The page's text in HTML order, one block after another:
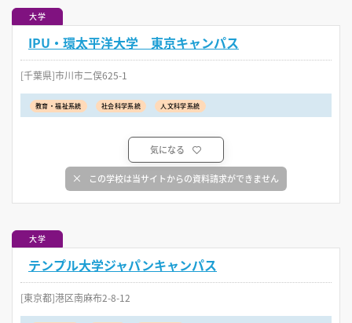
大学
IPU・環太平洋大学 東京キャンパス
[千葉県]市川市二俣625-1
教育・福祉系統 社会科学系統 人文科学系統
気になる
この学校は当サイトからの資料請求ができません
大学
テンプル大学ジャパンキャンパス
[東京都]港区南麻布2-8-12